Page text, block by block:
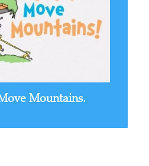
Mountains.